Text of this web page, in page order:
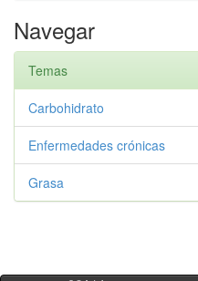
Navegar
Temas
Carbohidrato
Enfermedades crónicas
Grasa